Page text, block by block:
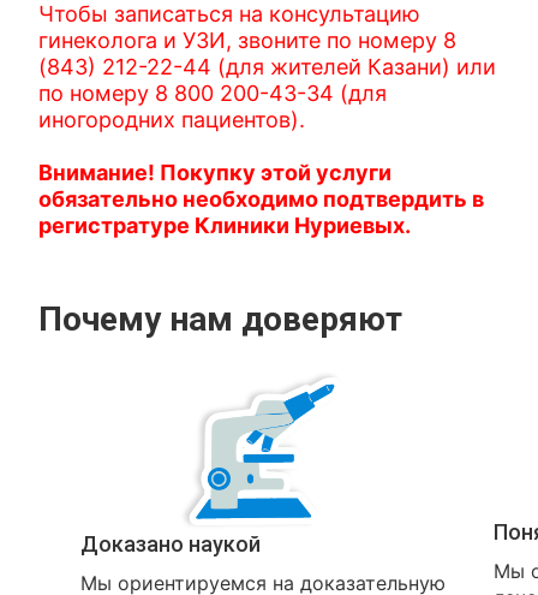
Чтобы записаться на консультацию
гинеколога и УЗИ, звоните по номеру 8
(843) 212-22-44 (для жителей Казани) или
по номеру 8 800 200-43-34 (для
иногородних пациентов).
Внимание! Покупку этой услуги
обязательно необходимо подтвердить в
регистратуре Клиники Нуриевых.
Почему нам доверяют
Доказано наукой
Мы ориентируемся на доказательную
Мы